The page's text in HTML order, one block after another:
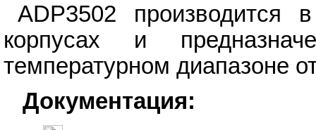
ADP3502
корпусах и
температурном диапазоне
Документация: